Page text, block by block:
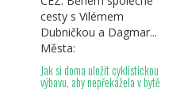
cesty s Vilémem
Dubničkou a Dagmar...
Města:
Jak si doma uložit cyklistickou
výbavu, aby nepřekážela v bytě